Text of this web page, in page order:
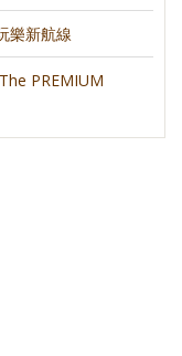
樂新航線
PREMIUM